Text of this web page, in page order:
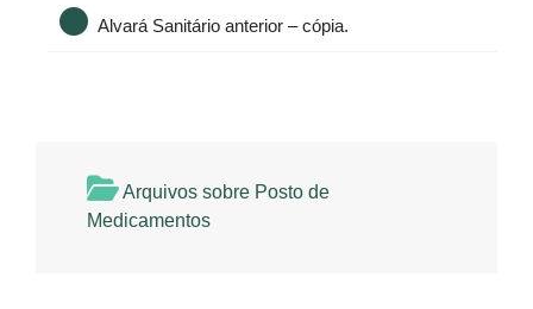
Alvará Sanitário anterior – cópia.
Arquivos sobre Posto de
Medicamentos